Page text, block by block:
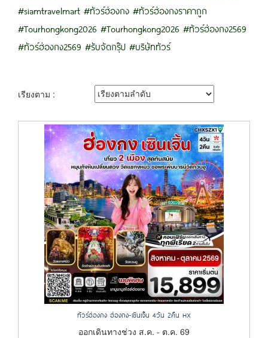
#siamtravelmart #ทัวร์ฮ่องกง #ทัวร์ฮ่องกงราคาถูก
#Tourhongkong2026 #Tourhongkong2026 #ทัวร์ฮ่องกง2569
#ทัวร์ฮ่องกง2569 #รับจัดกรุ๊ป #บริษัททัวร์
เรียงตาม :
ทัวร์ฮ่องกง ฮ่องกง-เซินเจิ้น 4วัน 2คืน HX
ออกเดินทางช่วง ส.ค. - ต.ค. 69